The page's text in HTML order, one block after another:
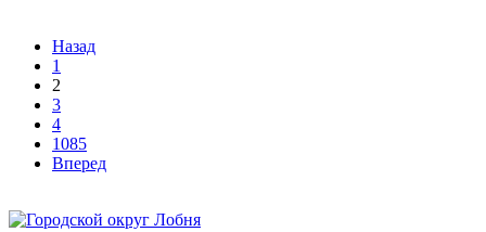
Назад
1
2
3
4
1085
Вперед